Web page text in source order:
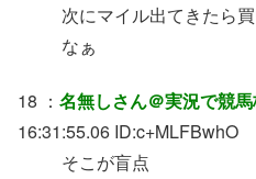
次にマイル出てきたら
なぁ
18 ： 名無しさん＠実況で競馬
16:31:55.06 ID:c+MLFBwhO
そこが盲点